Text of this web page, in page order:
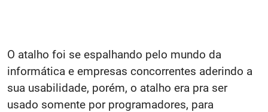
O atalho foi se espalhando pelo mundo da
informática e empresas concorrentes aderindo a
sua usabilidade, porém, o atalho era pra ser
usado somente por programadores, para